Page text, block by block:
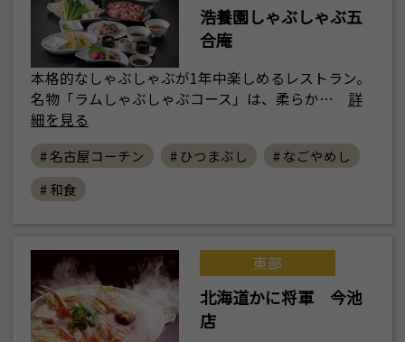
浩養園しゃぶしゃぶ五
合庵
本格的なしゃぶしゃぶが1年中楽しめるレストラン。
名物「ラムしゃぶしゃぶコース」は、柔らか…
詳
細を見る
# 名古屋コーチン # ひつまぶし
# なごやめし
# 和食
東部
北海道かに将軍 今池
店